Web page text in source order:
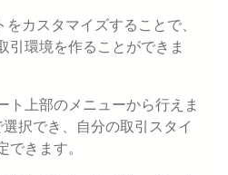
カスタマイズすることで、
引環境を作ることができま
ト上部のメニューから行えま
択でき、自分の取引スタイ
できます。